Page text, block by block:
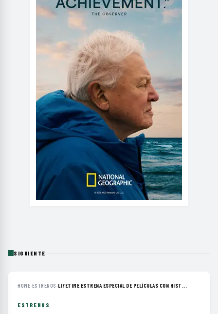
SIGUIENTE
HOME›ESTRENOS ›LIFETIME ESTRENA ESPECIAL DE PELÍCULAS CON HIST...
ESTRENOS